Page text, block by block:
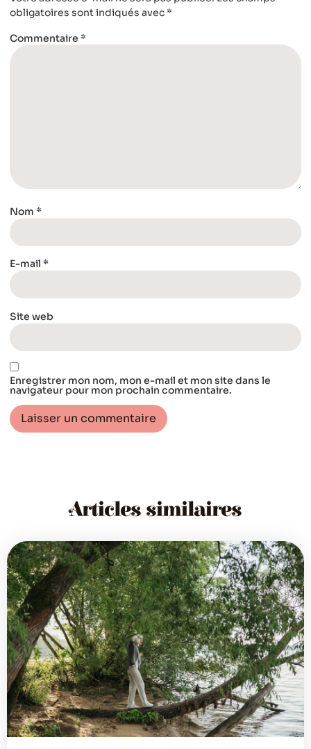
obligatoires sont indiqués avec *
Commentaire *
Nom *
E-mail *
Site web
Enregistrer mon nom, mon e-mail et mon site dans le
navigateur pour mon prochain commentaire.
Articles similaires